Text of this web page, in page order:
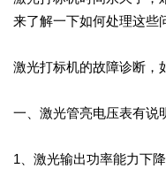
来了解一下如何处理这些
激光打标机的故障诊断，
一、激光管亮电压表有说
1、激光输出功率能力下